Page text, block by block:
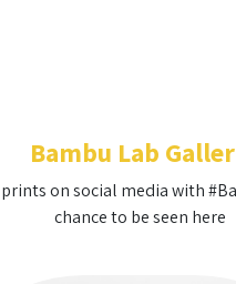
Bambu Lab
on social media with
chance to be seen here